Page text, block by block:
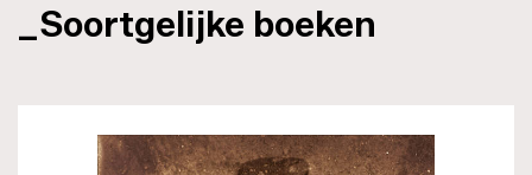
_Soortgelijke boeken